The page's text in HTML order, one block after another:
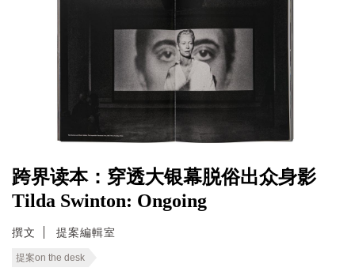
跨界读本：穿透大银幕脱俗出众身影
Tilda Swinton: Ongoing
撰文 提案編輯室
提案on the desk